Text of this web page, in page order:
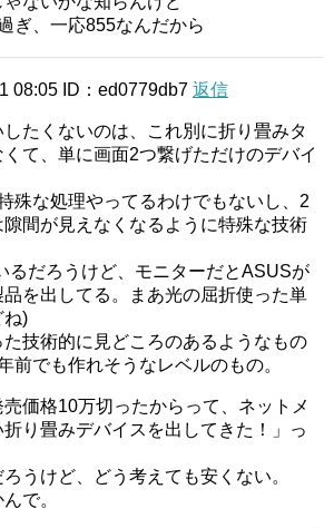
ぎ、一応855なんだから
08:05 ID：ed0779db7 返信
たくないのは、これ別に折り畳みタ
て、単に画面2つ繋げただけのデバイ
殊な処理やってるわけでもないし、2
間が見えなくなるように特殊な技術
るだろうけど、モニターだとASUSが
を出してる。まあ光の屈折使った単
ね)
た技術的に見どころのあるようなもの
前でも作れそうなレベルのもの。
価格10万切ったからって、ネットメ
り畳みデバイスを出してきた！」っ
ろうけど、どう考えても安くない。
で。